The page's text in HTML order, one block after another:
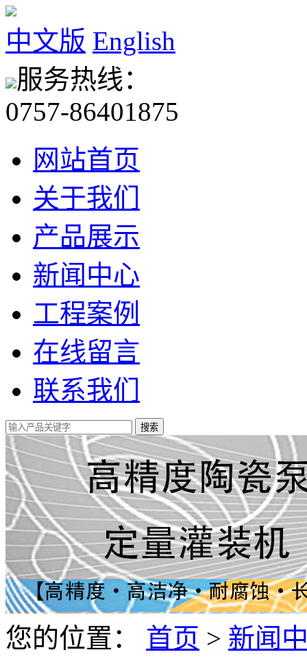
中文版 English
服务热线：
0757-86401875
网站首页
关于我们
产品展示
新闻中心
工程案例
在线留言
联系我们
您的位置： 首页 > 新闻